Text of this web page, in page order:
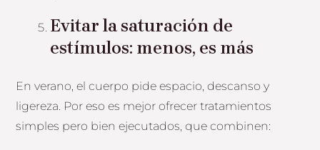
Evitar la saturación de
estímulos: menos, es más
En verano, el cuerpo pide espacio, descanso y
ligereza. Por eso es mejor ofrecer tratamientos
simples pero bien ejecutados, que combinen: